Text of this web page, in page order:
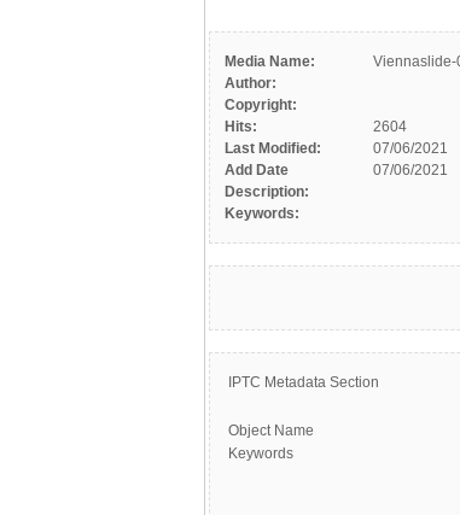
Media Name:
Viennaslide-
Author:
Copyright:
Hits:
2604
Last Modified:
07/06/2021
Add Date
07/06/2021
Description:
Keywords:
IPTC Metadata Section
Object Name
Keywords